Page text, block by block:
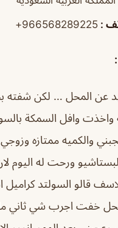
:
966568289225+
عن المحل … لكن
وافل السمكة
والكميه ممتازه
ورحت له اليوم
قالو السولتد
خفت اجرب شي ثاني